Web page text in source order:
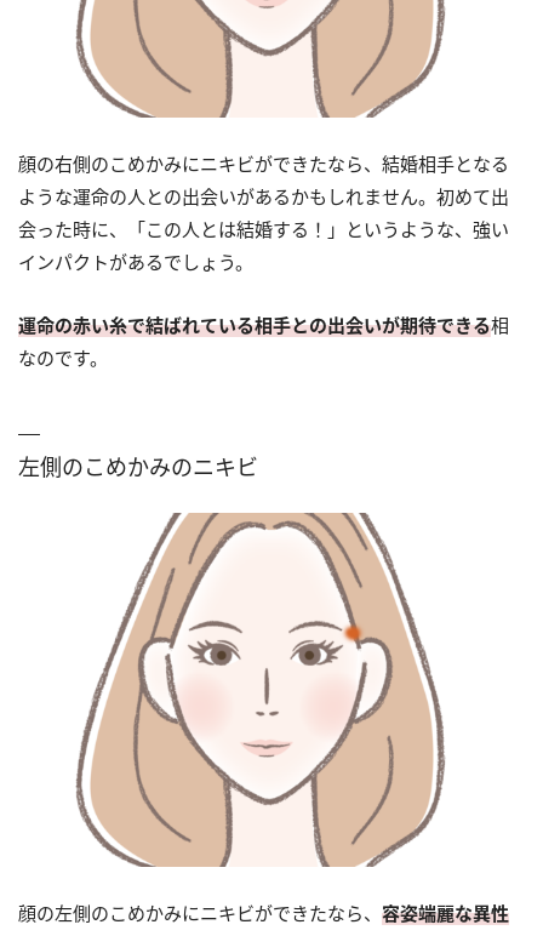
顔の右側のこめかみにニキビができたなら、結婚相手となる
ような運命の人との出会いがあるかもしれません。初めて出
会った時に、「この人とは結婚する！」というような、強い
インパクトがあるでしょう。
運命の赤い糸で結ばれている相手との出会いが期待できる相
なのです。
左側のこめかみのニキビ
顔の左側のこめかみにニキビができたなら、 容姿端麗な異性